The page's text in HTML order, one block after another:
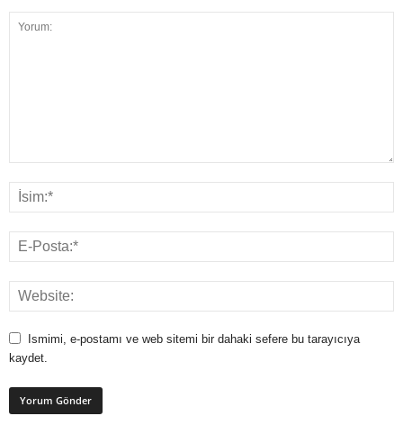
Ismimi, e-postamı ve web sitemi bir dahaki sefere bu tarayıcıya
kaydet.